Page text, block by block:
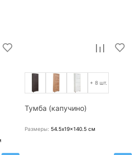
+ 8 шт.
Тумба (капучино)
Размеры: 54.5x19x140.5 см